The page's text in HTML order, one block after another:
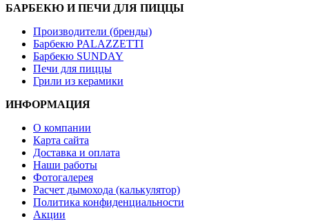
БАРБЕКЮ И ПЕЧИ ДЛЯ ПИЦЦЫ
Производители (бренды)
Барбекю PALAZZETTI
Барбекю SUNDAY
Печи для пиццы
Грили из керамики
ИНФОРМАЦИЯ
О компании
Карта сайта
Доставка и оплата
Наши работы
Фотогалерея
Расчет дымохода (калькулятор)
Политика конфиденциальности
Акции